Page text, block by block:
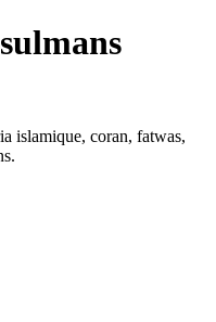
islamique, coran, fatwas,